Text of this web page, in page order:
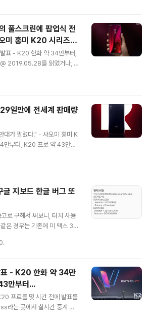
9 국내 정식 ..
람의 데이터가 남아있을 지
지보드에 한글이 제대로 입력
다. 공장 초기화한 뒤, 구글 지
됨--인터넷 접속 안 했을 때.
샤오미의 안드로이드 운영
것으로 보다시피 10.2.8.0으
풀스크린에 팝업식 전
미 홍미 K20 시리즈--
개
표 - K20 한화 약 34만부터,
2019.05.28를 읽었거나, 다
에서는 6월 1일쯤부터 판매를
제품 사양에 대해 소개를 한다.
드로... 샤오미에서 2019년 1
했다. 레드미(홍미노트) 7은
로 출시를 하던 최신 제품이었
품을 기점으로 독자브랜드로
력이 아닌가라는 이야기가
일만에 전세계 판매량
대가 팔렸다." - 샤오미 홍미 K
부터, K20 프로 약 43만부
표일에 알려진 소식이다. 출
상 예약 판매. 15일부터 발송.
을 참고하길 권한다.
트 7은 한달만에 백만대 판매
될 쯤 인도에서도 출시가 되었
달만에 백만대가 판매되었다는
양을 다 합치면 삼..
지보드 한글 버그 또
로 구해서 써보니, 터치 사용
은 경우는 기존에 미 맥스 3도
서 그런 것일 것이다. 그리고
한 것일지도 모르겠다. 보통 샤
이야기하는 걸 들어보면, 적
은 데, 빠르게 치면 그 정도가
. 샤오미 포코폰, 홍미노트 7
비자에게도, 삼성, LG에게도
- K20 한화 약 34만
만부터...
프로를 몇 시간 전에 발표를
는 곳에서 실시간 중계 기